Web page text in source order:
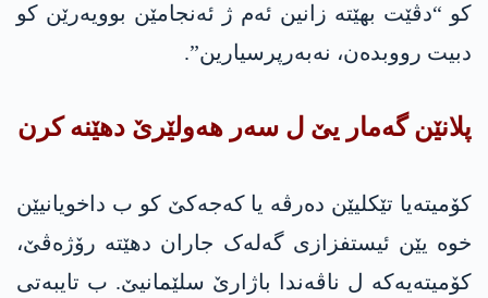
کو “دڤێت بهێته‌ زانین ئەم ژ ئەنجامێن بوویەرێن كو
دبیت رووبده‌ن، نه‌به‌رپرسیارین”.
پلانێن گەمار یێ ل سەر هەولێرێ دهێنه‌ کرن
کۆمیتەیا تێکلیێن دەرڤە یا كه‌جه‌كێ کو ب داخویانیێن
خوە یێن ئیستفزازی گەلەک جاران دهێته‌ رۆژەڤێ،
کۆمیتەیەکه‌ ل ناڤەندا باژارێ سلێمانیێ. ب تایبەتی